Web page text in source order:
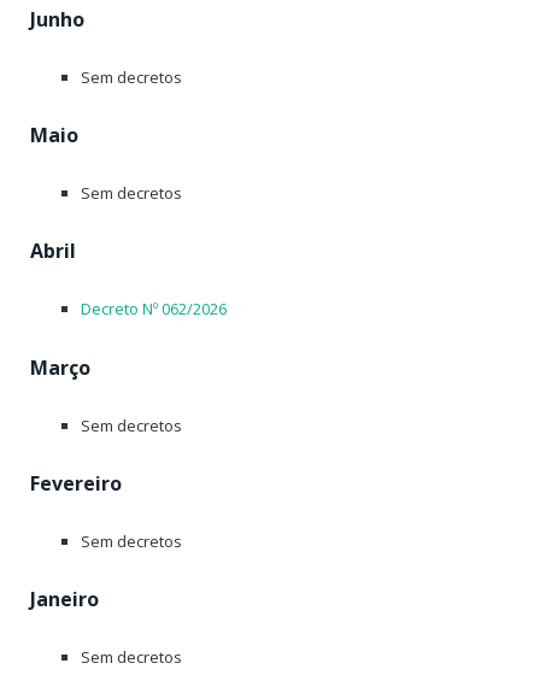
Junho
Sem decretos
Maio
Sem decretos
Abril
Decreto Nº 062/2026
Março
Sem decretos
Fevereiro
Sem decretos
Janeiro
Sem decretos